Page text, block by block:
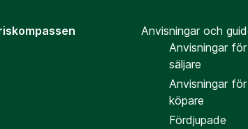
Anvisningar och
Anvisningar för
säljare
Anvisningar för
köpare
Fördjupade